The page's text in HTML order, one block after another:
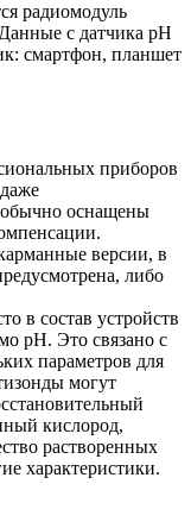
радиомодуль
с датчика pH
смартфон, планшет
приборов
обычно оснащены
версии, в
либо
в состав устройств
pH. Это связано с
параметров для
могут
кислород,
растворенных
характеристики.